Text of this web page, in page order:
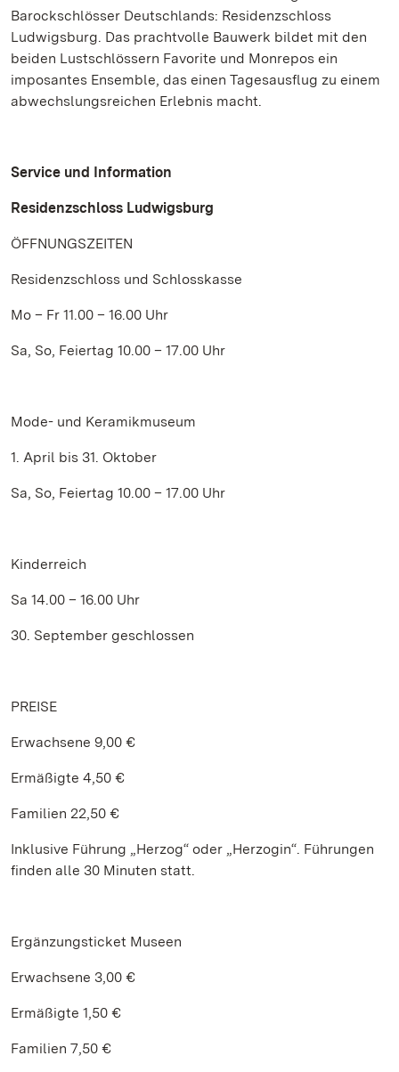
Barockschlösser Deutschlands: Residenzschloss
Ludwigsburg. Das prachtvolle Bauwerk bildet mit den
beiden Lustschlössern Favorite und Monrepos ein
imposantes Ensemble, das einen Tagesausflug zu einem
abwechslungsreichen Erlebnis macht.
Service und Information
Residenzschloss Ludwigsburg
ÖFFNUNGSZEITEN
Residenzschloss und Schlosskasse
Mo – Fr 11.00 – 16.00 Uhr
Sa, So, Feiertag 10.00 – 17.00 Uhr
Mode- und Keramikmuseum
1. April bis 31. Oktober
Sa, So, Feiertag 10.00 – 17.00 Uhr
Kinderreich
Sa 14.00 – 16.00 Uhr
30. September geschlossen
PREISE
Erwachsene 9,00 €
Ermäßigte 4,50 €
Familien 22,50 €
Inklusive Führung „Herzog“ oder „Herzogin“. Führungen
finden alle 30 Minuten statt.
Ergänzungsticket Museen
Erwachsene 3,00 €
Ermäßigte 1,50 €
Familien 7,50 €